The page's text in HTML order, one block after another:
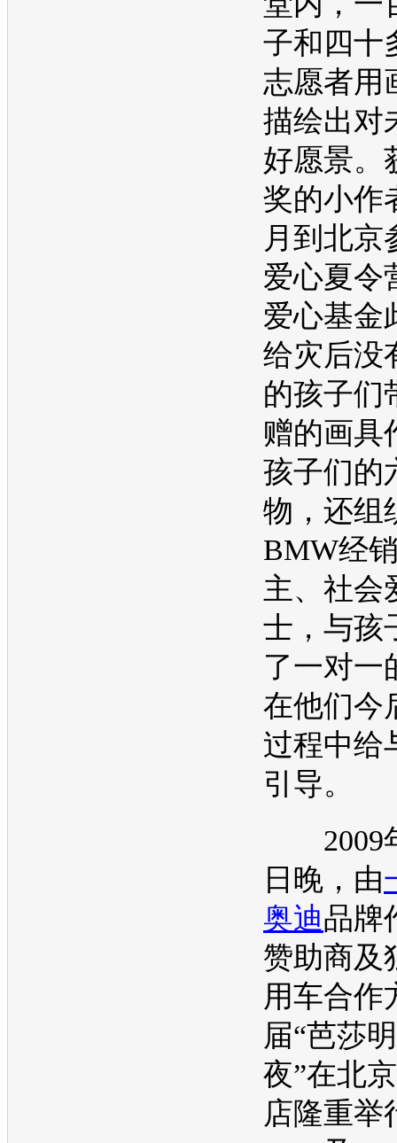
子和四十
志愿者用
描绘出对
好愿景。
奖的小作
月到北京
爱心夏令
爱心基金
给灾后没
的孩子们
赠的画具
孩子们的
物，还组
BMW经
主、社会
士，与孩
了一对一
在他们今
过程中给
引导。
2009
日晚，由
奥迪品牌
赞助商及
用车合作
届“芭莎
夜”在北
店隆重举